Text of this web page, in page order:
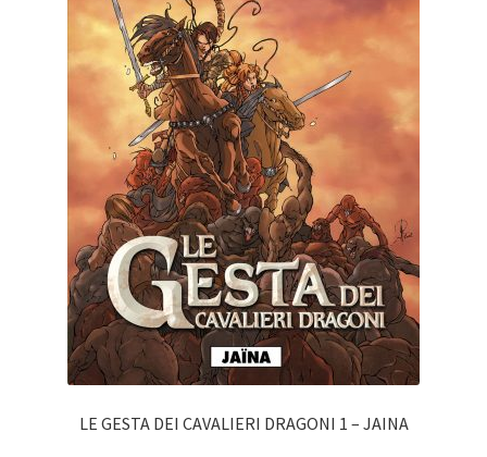
LE GESTA DEI CAVALIERI DRAGONI 1 – JAINA